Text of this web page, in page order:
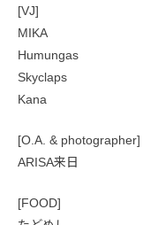
[VJ]
MIKA
Humungas
Skyclaps
Kana
[O.A. & photographer]
ARISA来日
[FOOD]